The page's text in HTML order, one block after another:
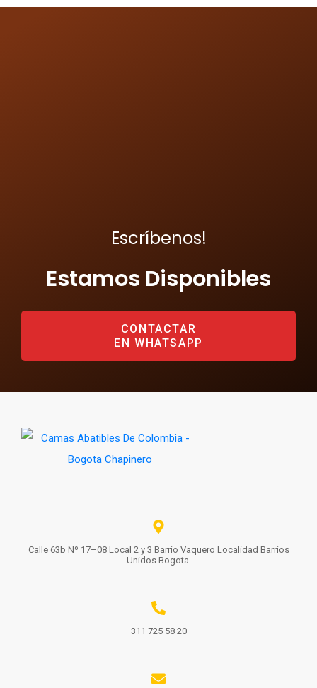
Escríbenos!
Estamos Disponibles
CONTACTAR
EN WHATSAPP
Calle 63b Nº 17–08 Local 2 y 3 Barrio Vaquero Localidad Barrios
Unidos Bogota.
311 725 58 20